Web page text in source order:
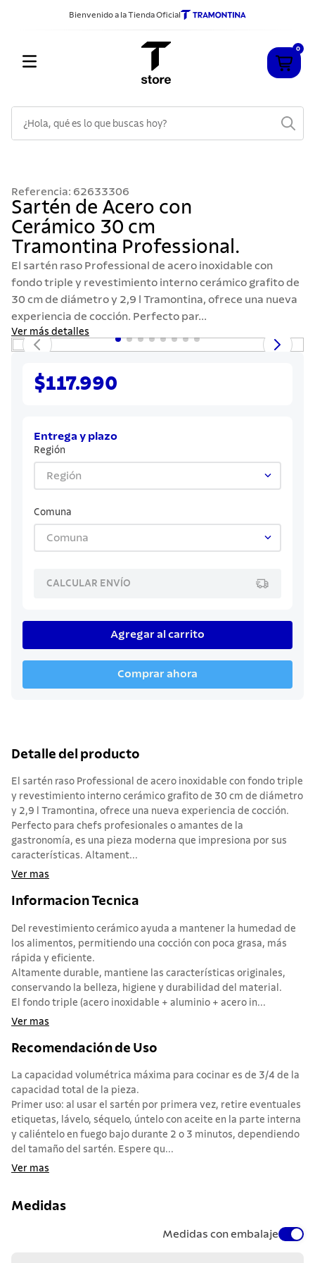
Bienvenido a la Tienda Oficial
0
Referencia: 62633306
Sartén de Acero con
Cerámico 30 cm
Tramontina Professional.
El sartén raso Professional de acero inoxidable con
fondo triple y revestimiento interno cerámico grafito de
30 cm de diámetro y 2,9 l Tramontina, ofrece una nueva
experiencia de cocción. Perfecto par...
Ver más detalles
$117.990
Entrega y plazo
Región
Región
Comuna
Comuna
CALCULAR ENVÍO
Agregar al carrito
Comprar ahora
Detalle del producto
El sartén raso Professional de acero inoxidable con fondo triple
y revestimiento interno cerámico grafito de 30 cm de diámetro
y 2,9 l Tramontina, ofrece una nueva experiencia de cocción.
Perfecto para chefs profesionales o amantes de la
gastronomía, es una pieza moderna que impresiona por sus
características. Altament...
Ver mas
Informacion Tecnica
Del revestimiento cerámico ayuda a mantener la humedad de
los alimentos, permitiendo una cocción con poca grasa, más
rápida y eficiente.
Altamente durable, mantiene las características originales,
conservando la belleza, higiene y durabilidad del material.
El fondo triple (acero inoxidable + aluminio + acero in...
Ver mas
Recomendación de Uso
La capacidad volumétrica máxima para cocinar es de 3/4 de la
capacidad total de la pieza.
Primer uso: al usar el sartén por primera vez, retire eventuales
etiquetas, lávelo, séquelo, úntelo con aceite en la parte interna
y caliéntelo en fuego bajo durante 2 o 3 minutos, dependiendo
del tamaño del sartén. Espere qu...
Ver mas
Medidas
Medidas con embalaje
2.
sarten
3.
cubiertos
4 .
ollas
acero inoxidable
6.
grano
solar
cuchillo
442